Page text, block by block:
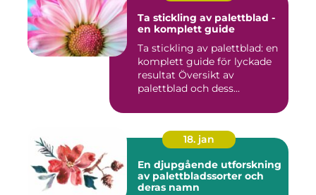
Ta stickling av palettblad -
en komplett guide
Ta stickling av palettblad: en
komplett guide för lyckade
resultat Översikt av
palettblad och dess...
18. jan
En djupgående utforskning
av palettbladssorter och
deras namn